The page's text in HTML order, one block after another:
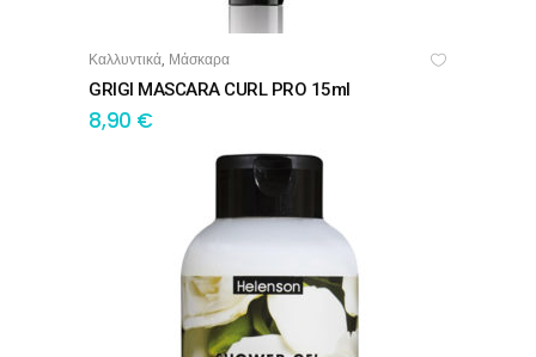
ΠΡΟΣΘΉΚΗ ΣΤΟ ΚΑΛΆΘΙ
Καλλυντικά, Μάσκαρα
GRIGI MASCARA CURL PRO 15ml
8,90 €